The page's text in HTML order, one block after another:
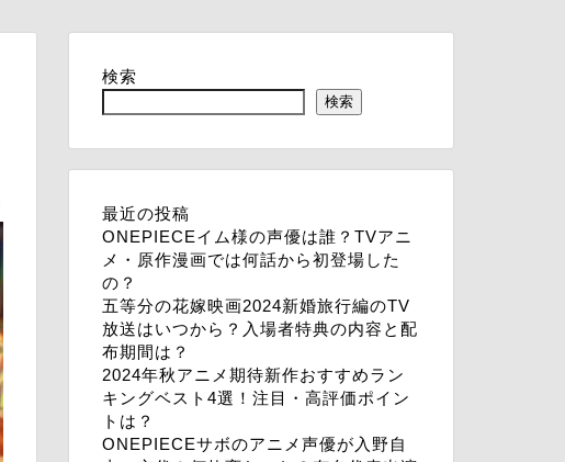
検索
検索
最近の投稿
ONEPIECEイム様の声優は誰？TVアニ
メ・原作漫画では何話から初登場した
の？
五等分の花嫁映画2024新婚旅行編のTV
放送はいつから？入場者特典の内容と配
布期間は？
2024年秋アニメ期待新作おすすめラン
キングベスト4選！注目・高評価ポイン
トは？
ONEPIECEサボのアニメ声優が入野自